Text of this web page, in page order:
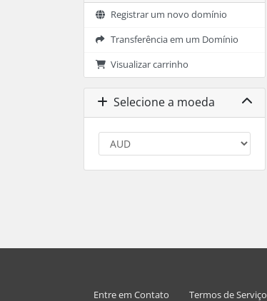
Registrar um novo domínio
Transferência em um Domínio
Visualizar carrinho
Selecione a moeda
Entre em Contato Termos de Serviço